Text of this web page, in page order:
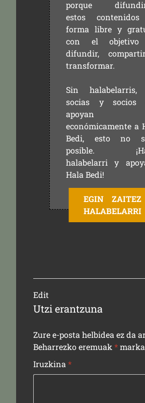
porque
estos
forma libre y
con el objetivo
difundir,
transformar.
Sin
socias y socios
apoyan
económicamente a
Bedi, esto no
posible.
halabelarri y
Hala Bedi!
EGIN ZAITEZ
HALABELARRI
Edit
Utzi erantzuna
Zure e-posta helbidea ez da
Beharrezko eremuak *
Iruzkina *